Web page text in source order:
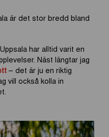
är det stor bredd bland
har alltid varit en
Näst längtar jag
– det är ju en riktig
vill också kolla in